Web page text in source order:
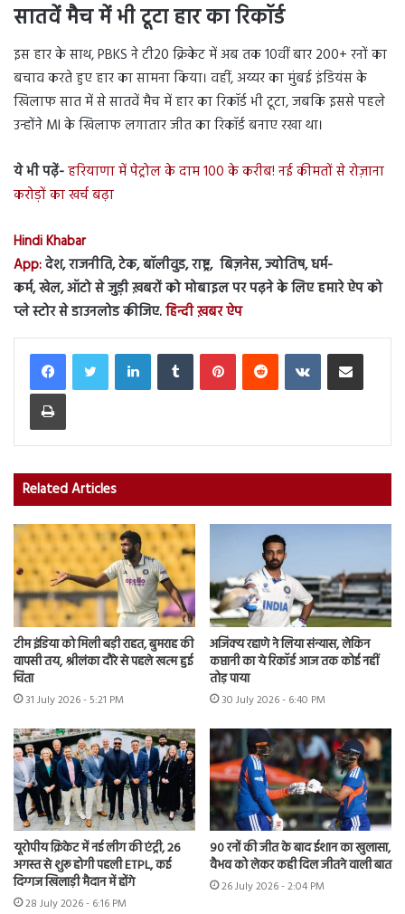
सातवें मैच में भी टूटा हार का रिकॉर्ड
इस हार के साथ, PBKS ने टी20 क्रिकेट में अब तक 10वीं बार 200+ रनों का
बचाव करते हुए हार का सामना किया। वहीं, अय्यर का मुंबई इंडियंस के
खिलाफ सात में से सातवें मैच में हार का रिकॉर्ड भी टूटा, जबकि इससे पहले
उन्होंने MI के खिलाफ लगातार जीत का रिकॉर्ड बनाए रखा था।
ये भी पढ़ें-हरियाणा में पेट्रोल के दाम 100 के करीब! नई कीमतों से रोज़ाना
करोड़ों का खर्च बढ़ा
Hindi Khabar
App:देश, राजनीति, टेक, बॉलीवुड, राष्ट्र, बिज़नेस, ज्योतिष, धर्म-
कर्म, खेल, ऑटो से जुड़ी ख़बरों को मोबाइल पर पढ़ने के लिए हमारे ऐप को
प्ले स्टोर से डाउनलोड कीजिए.हिन्दी ख़बर ऐप
LinkedInTumblr PinterestReddit VKontakteShare via Email
Print
Related Articles
टीम इंडिया को मिली बड़ी राहत, बुमराह की
वापसी तय, श्रीलंका दौरे से पहले खत्म हुई
चिंता
31 July 2026 - 5:21 PM
अजिंक्य रहाणे ने लिया संन्यास, लेकिन
कप्तानी का ये रिकॉर्ड आज तक कोई नहीं
तोड़ पाया
30 July 2026 - 6:40 PM
यूरोपीय क्रिकेट में नई लीग की एंट्री, 26
अगस्त से शुरू होगी पहली ETPL, कई
दिग्गज खिलाड़ी मैदान में होंगे
28 July 2026 - 6:16 PM
90 रनों की जीत के बाद ईशान का खुलासा,
वैभव को लेकर कही दिल जीतने वाली बात
26 July 2026 - 2:04 PM